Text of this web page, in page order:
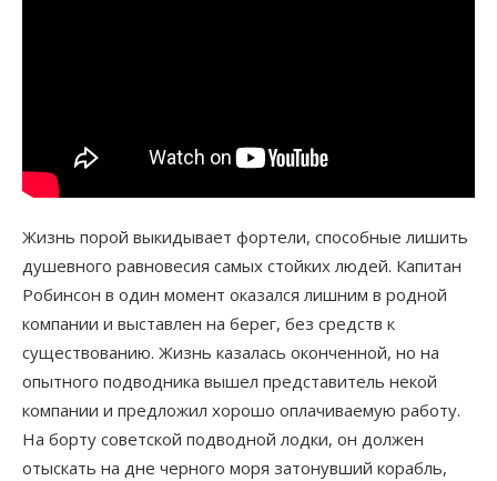
Жизнь порой выкидывает фортели, способные лишить
душевного равновесия самых стойких людей. Капитан
Робинсон в один момент оказался лишним в родной
компании и выставлен на берег, без средств к
существованию. Жизнь казалась оконченной, но на
опытного подводника вышел представитель некой
компании и предложил хорошо оплачиваемую работу.
На борту советской подводной лодки, он должен
отыскать на дне черного моря затонувший корабль,